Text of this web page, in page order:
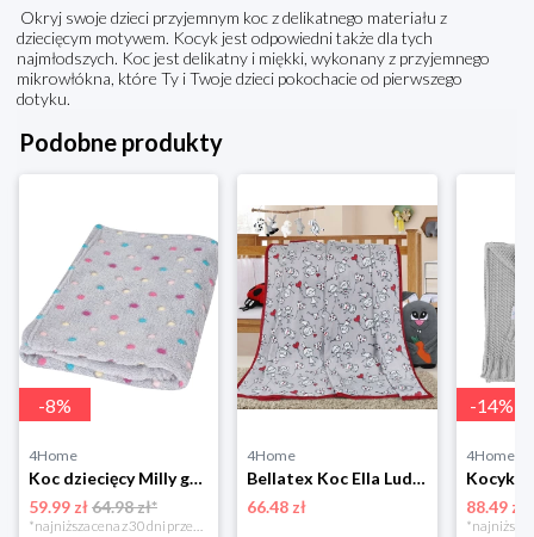
Okryj swoje dzieci przyjemnym koc z delikatnego materiału z
dziecięcym motywem. Kocyk jest odpowiedni także dla tych
najmłodszych. Koc jest delikatny i miękki, wykonany z przyjemnego
mikrowłókna, które Ty i Twoje dzieci pokochacie od pierwszego
dotyku.
Podobne produkty
-8%
4Home
Koc dziecięcy Milly groszki szary, 75 x 100 cm BabyMatex
59.99 zł64.98 zł*
*najniższa cena z 30 dni przed obniżką
4Home
Bellatex Koc Ella Ludziki szary, 100 x 155 cm
66.48 zł
-14%
4Home
88.49 zł